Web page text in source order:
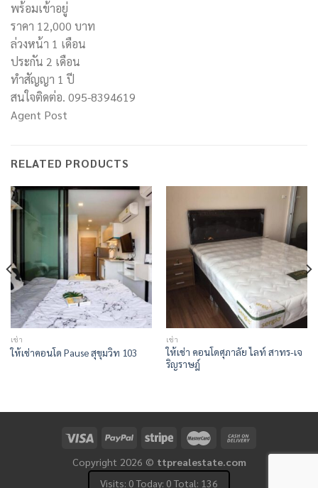
พร้อมเข้าอยู่
ราคา 12,000 บาท
ล่วงหน้า 1 เดือน
ประกัน 2 เดือน
ทำสัญญา 1 ปี
สนใจติดต่อ. 095-8394619
Agent Post
RELATED PRODUCTS
เช่า
ให้เช่าคอนโด Pause สุขุมวิท 103
เช่า
ให้เช่า คอนโดศุภาลัย ไลท์ สาทร-เจ
ริญราษฎ์
Copyright 2026 © ttprealestate.com
Visits: 0 Today: 0 Total: 136